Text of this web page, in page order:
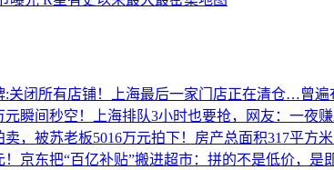
:关闭所有店铺！上海最后一家门店正在清仓…曾遍
元瞬间秒空！上海排队3小时也要抢，网友：一夜赚
，被苏老板5016万元拍下！房产总面积317平方
！京东把“百亿补贴”搬进超市：拼的不是低价，是